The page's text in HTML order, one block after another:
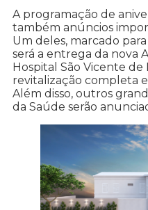
A programação de
também anúncios
Um deles, marcado
será a entrega da nova
Hospital São Vicente
revitalização completa
Além disso, outros
da Saúde serão